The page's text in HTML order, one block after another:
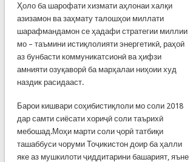
Ҳоло ба шарофати хизмати аҳлонаи халқи
азизамон ва заҳмату талошҳои миллати
шарафмандамон се ҳадафи стратегии миллии
мо – таъмини истиқлолияти энергетикӣ, раҳоӣ
аз бунбасти коммуникатсионӣ ва ҳифзи
амнияти озуқаворӣ ба марҳалаи ниҳоии худ
наздик расидааст.
Барои кишвари соҳибистиқлоли мо соли 2018
дар самти сиёсати хориҷӣ соли таърихӣ
мебошад.Моҳи марти соли ҷорӣ татбиқи
ташаббуси чоруми Тоҷикистон доир ба ҳалли
яке аз мушкилоти ҷиддитарини башарият, яъне